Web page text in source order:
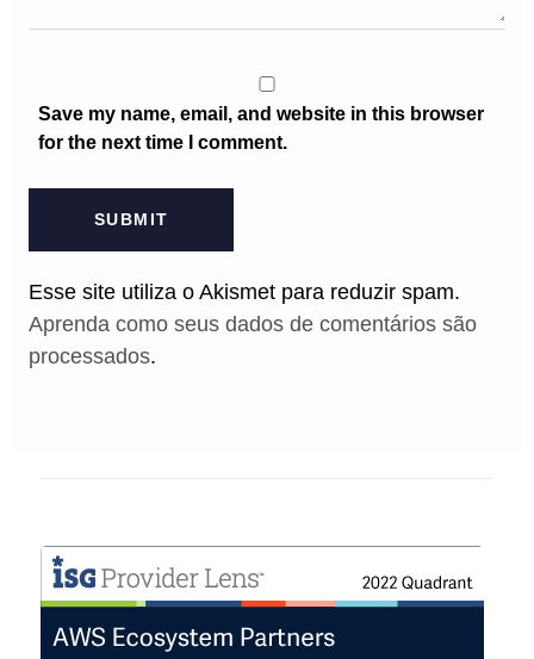
Save my name, email, and website in this browser
for the next time I comment.
Esse site utiliza o Akismet para reduzir spam.
Aprenda como seus dados de comentários são
processados.